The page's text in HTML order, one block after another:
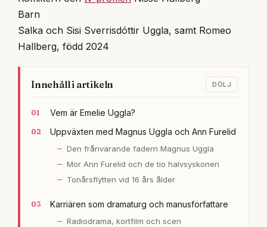
Barn
Salka och Sisi Sverrisdóttir Uggla, samt Romeo
Hallberg, född 2024
Innehåll i artikeln DÖLJ
Vem är Emelie Uggla?
Uppväxten med Magnus Uggla och Ann Furelid
Den frånvarande fadern Magnus Uggla
Mor Ann Furelid och de tio halvsyskonen
Tonårsflytten vid 16 års ålder
Karriären som dramaturg och manusförfattare
Radiodrama, kortfilm och scen